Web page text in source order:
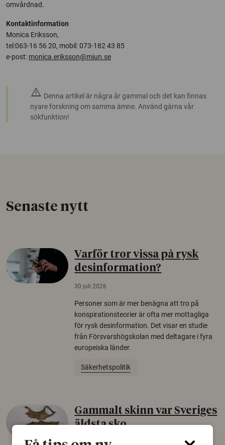
omvårdnad.
Kontaktinformation
Monica Eriksson,
tel:063-16 56 20, mobil: 073-182 43 85
e-post: monica.eriksson@miun.se
warning Denna artikel är några år gammal och det kan finnas
nyare forskning om samma ämne. Använd gärna vår
sökfunktion!
Senaste nytt
Varför tror vissa på rysk
desinformation?
30 juli 2026
Personer som är mer benägna att tro på
konspirationsteorier är ofta mer mottagliga
för rysk desinformation. Det visar en studie
från Försvarshögskolan med deltagare i fyra
europeiska länder.
Säkerhetspolitik
Gammalt skinn var Sveriges
äldsta sko
22 juni 2026